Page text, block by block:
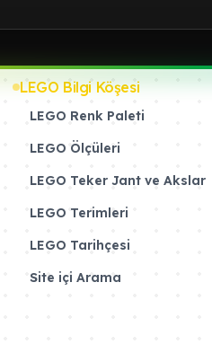
LEGO Bilgi Köşesi
LEGO Renk Paleti
LEGO Ölçüleri
LEGO Teker Jant ve Akslar
LEGO Terimleri
LEGO Tarihçesi
Site içi Arama